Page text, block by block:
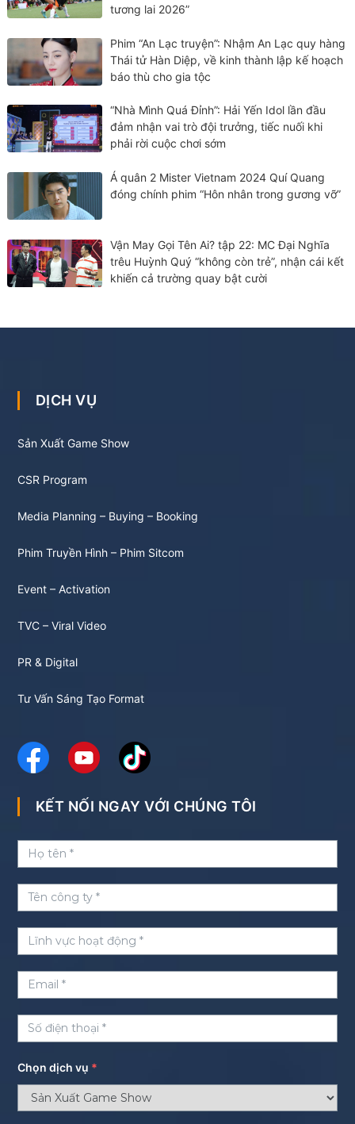
tương lai 2026”
Phim “An Lạc truyện”: Nhậm An Lạc quy hàng
Thái tử Hàn Diệp, về kinh thành lập kế hoạch
báo thù cho gia tộc
“Nhà Mình Quá Đỉnh”: Hải Yến Idol lần đầu
đảm nhận vai trò đội trưởng, tiếc nuối khi
phải rời cuộc chơi sớm
Á quân 2 Mister Vietnam 2024 Quí Quang
đóng chính phim “Hôn nhân trong gương vỡ”
Vận May Gọi Tên Ai? tập 22: MC Đại Nghĩa
trêu Huỳnh Quý “không còn trẻ”, nhận cái kết
khiến cả trường quay bật cười
DỊCH VỤ
Sản Xuất Game Show
CSR Program
Media Planning – Buying – Booking
Phim Truyền Hình – Phim Sitcom
Event – Activation
TVC – Viral Video
PR & Digital
Tư Vấn Sáng Tạo Format
KẾT NỐI NGAY VỚI CHÚNG TÔI
Chọn dịch vụ *